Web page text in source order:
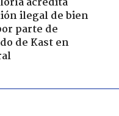
ilegal de bien
parte de
de Kast en